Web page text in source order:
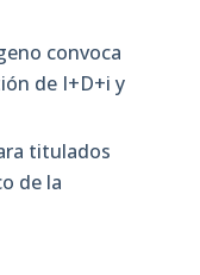
convoca
de I+D+i y
titulados
de la